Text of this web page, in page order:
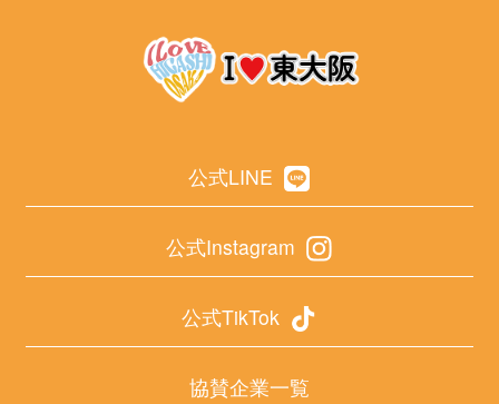
公式LINE
公式Instagram
公式TikTok
協賛企業一覧